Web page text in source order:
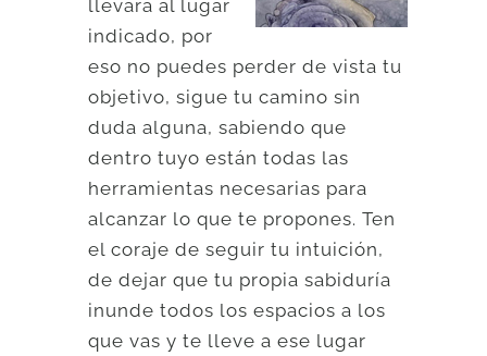
llevará al lugar
indicado, por
eso no puedes perder de vista tu
objetivo, sigue tu camino sin
duda alguna, sabiendo que
dentro tuyo están todas las
herramientas necesarias para
alcanzar lo que te propones. Ten
el coraje de seguir tu intuición,
de dejar que tu propia sabiduría
inunde todos los espacios a los
que vas y te lleve a ese lugar